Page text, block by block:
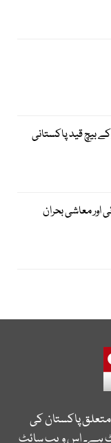
اور معاشی بحران
پاکستان کی
ہے۔ اس ویب سائٹ